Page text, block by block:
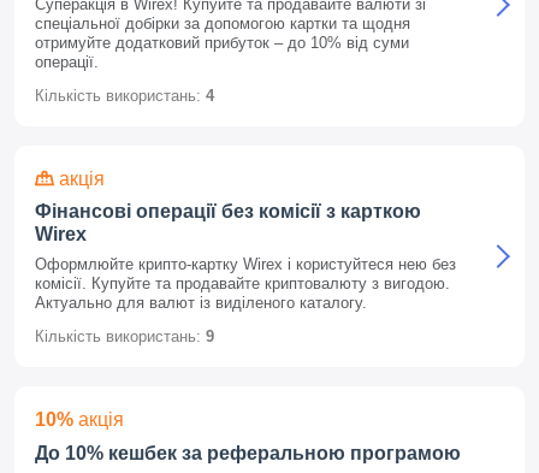
Суперакція в Wirex! Купуйте та продавайте валюти зі
спеціальної добірки за допомогою картки та щодня
отримуйте додатковий прибуток – до 10% від суми
операції.
Кількість використань: 4
акція
Фінансові операції без комісії з карткою
Wirex
Оформлюйте крипто-картку Wirex і користуйтеся нею без
комісії. Купуйте та продавайте криптовалюту з вигодою.
Актуально для валют із виділеного каталогу.
Кількість використань: 9
10% акція
До 10% кешбек за реферальною програмою